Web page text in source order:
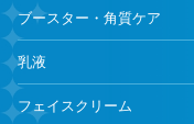
ブースター・角質ケア
乳液
フェイスクリーム